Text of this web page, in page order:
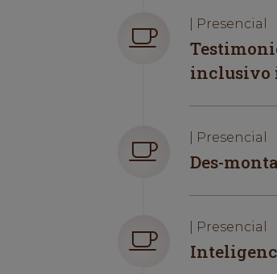
| Presencial
inclusivo
| Presencial
Des-
| Presencial